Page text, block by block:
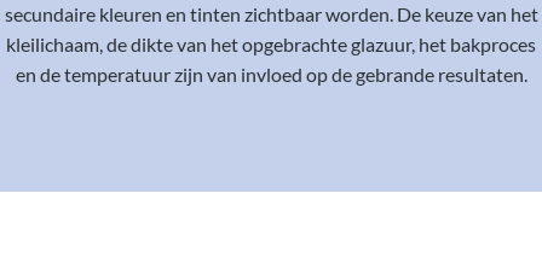
secundaire kleuren en tinten zichtbaar worden. De keuze van het
kleilichaam, de dikte van het opgebrachte glazuur, het bakproces
en de temperatuur zijn van invloed op de gebrande resultaten.